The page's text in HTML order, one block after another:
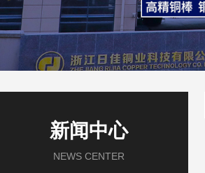
新闻中心
NEWS CENTER